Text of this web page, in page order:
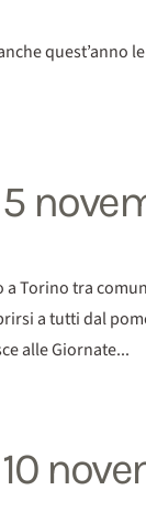
Torino tra
a tutti dal
alle Giornate...